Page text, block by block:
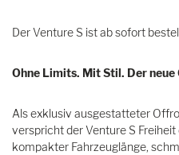
Der Venture S ist ab sofort
Ohne Limits. Mit Stil. Der
Als exklusiv ausgestatteter
verspricht der Venture S
kompakter Fahrzeuglänge,